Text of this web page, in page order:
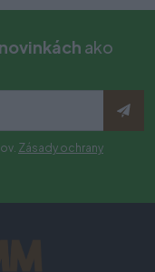
ako
Zásady ochrany